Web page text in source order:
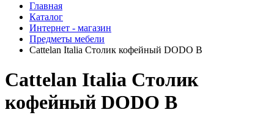
Главная
Каталог
Интернет - магазин
Предметы мебели
Cattelan Italia Столик кофейный DODO B
Cattelan Italia Столик
кофейный DODO B